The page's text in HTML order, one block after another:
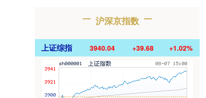
沪深京指数
上证综指 3940.04 +39.68 +1.02%